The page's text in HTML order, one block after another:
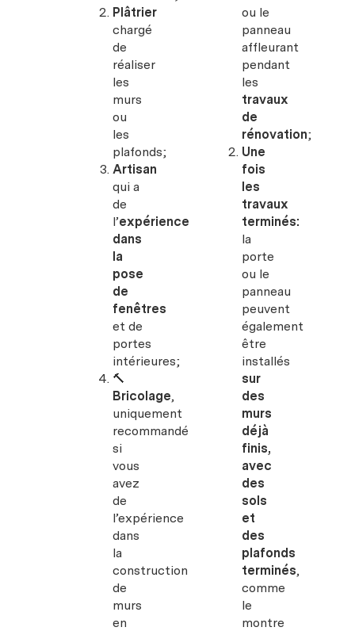
Plâtrier
chargé
de
réaliser
les
murs
ou
les
plafonds;
Artisan
qui a
de
l’expérience
dans
la
pose
de
fenêtres
et de
portes
intérieures;
🔨
Bricolage,
uniquement
recommandé
si
vous
avez
de
l’expérience
dans
la
construction
de
murs
en
ou le
panneau
affleurant
pendant
les
travaux
de
rénovation;
Une
fois
les
travaux
terminés:
la
porte
ou le
panneau
peuvent
également
être
installés
sur
des
murs
déjà
finis,
avec
des
sols
et
des
plafonds
terminés,
comme
le
montre